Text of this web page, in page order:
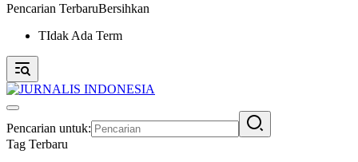
Pencarian TerbaruBersihkan
TIdak Ada Term
Pencarian untuk:
Tag Terbaru